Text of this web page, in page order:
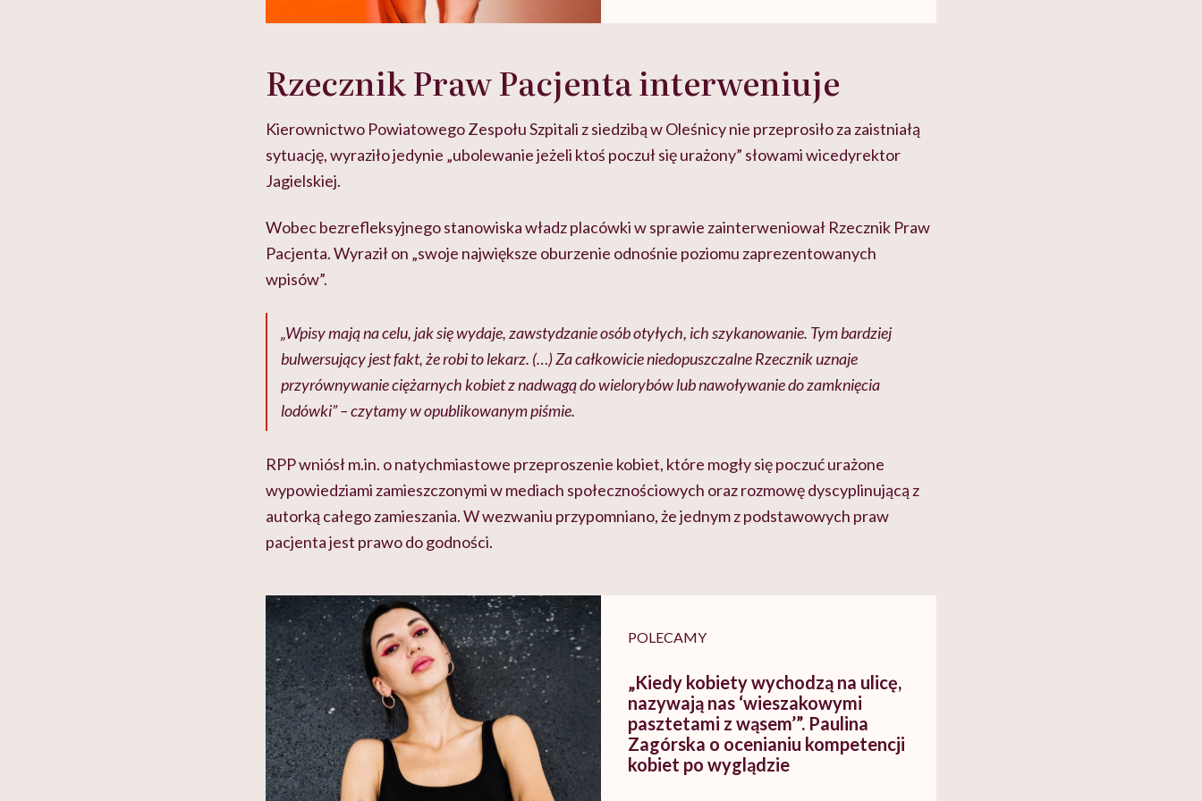
Rzecznik Praw Pacjenta interweniuje
Kierownictwo Powiatowego Zespołu Szpitali z siedzibą w Oleśnicy nie przeprosiło za zaistniałą
sytuację, wyraziło jedynie „ubolewanie jeżeli ktoś poczuł się urażony” słowami wicedyrektor
Jagielskiej.
Wobec bezrefleksyjnego stanowiska władz placówki w sprawie zainterweniował Rzecznik Praw
Pacjenta. Wyraził on „swoje największe oburzenie odnośnie poziomu zaprezentowanych
wpisów”.
„Wpisy mają na celu, jak się wydaje, zawstydzanie osób otyłych, ich szykanowanie. Tym bardziej
bulwersujący jest fakt, że robi to lekarz. (…) Za całkowicie niedopuszczalne Rzecznik uznaje
przyrównywanie ciężarnych kobiet z nadwagą do wielorybów lub nawoływanie do zamknięcia
lodówki” – czytamy w opublikowanym piśmie.
RPP wniósł m.in. o natychmiastowe przeproszenie kobiet, które mogły się poczuć urażone
wypowiedziami zamieszczonymi w mediach społecznościowych oraz rozmowę dyscyplinującą z
autorką całego zamieszania. W wezwaniu przypomniano, że jednym z podstawowych praw
pacjenta jest prawo do godności.
POLECAMY
„Kiedy kobiety wychodzą na ulicę,
nazywają nas ‘wieszakowymi
pasztetami z wąsem’”. Paulina
Zagórska o ocenianiu kompetencji
kobiet po wyglądzie